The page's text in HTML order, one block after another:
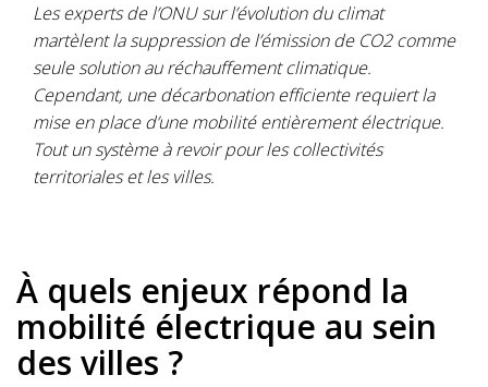
Les experts de l’ONU sur l’évolution du climat
martèlent la suppression de l’émission de CO2 comme
seule solution au réchauffement climatique.
Cependant, une décarbonation efficiente requiert la
mise en place d’une mobilité entièrement électrique.
Tout un système à revoir pour les collectivités
territoriales et les villes.
À quels enjeux répond la
mobilité électrique au sein
des villes ?